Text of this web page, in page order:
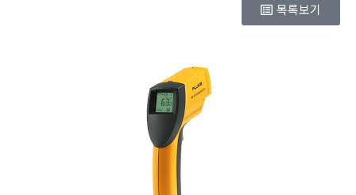
목록보기